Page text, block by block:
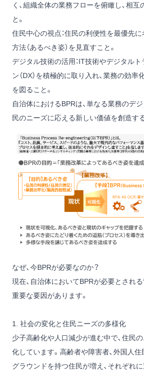
く、組織全体の業務フローを俯瞰し、相
と。
住民中心の視点：住民の利便性を最優先
方法（あるべき姿）を見直すこと。
デジタル技術の活用：IT技術やデジタル
ン（DX）を積極的に取り入れ、業務の効
を図ること。
自治体におけるBPRは、単なる業務のデ
民のニーズに応える新しい価値を創造す
なぜ、今BPRが必要なのか？
現在、自治体においてBPRが必要とされ
重要な要因があります。
1. 社会の変化と住民ニーズの多様化
少子高齢化や人口減少が進む中で、住民
化しています。高齢者や障害者、外国人住
グラウンドを持つ住民が増え、それぞれ